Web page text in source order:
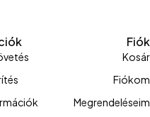
Fiók
Kosár
Fiókom
Megrendeléseim